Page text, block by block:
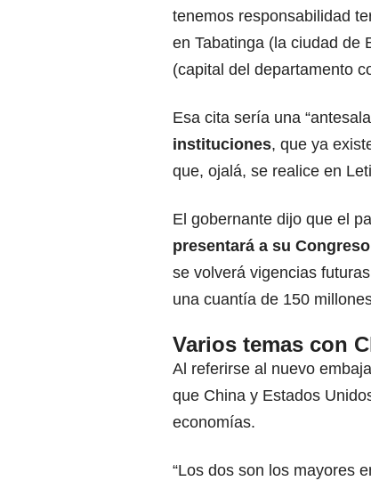
tenemos responsabilidad
en Tabatinga (la ciudad de
(capital del departamento
Esa cita sería una
instituciones, que ya
que, ojalá, se realice en
El gobernante dijo que el
presentará a su Congreso
se volverá vigencias
una cuantía de 150
Varios temas con
Al referirse al nuevo
que China y Estados
economías.
“Los dos son los mayores